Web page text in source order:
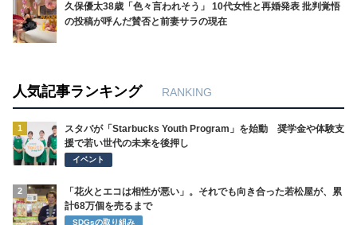
久保優太38歳「色々言われそう」 10代女性と再婚発表 批判覚悟
の投稿が呼んだ賛否と前妻サラの現在
人気記事ランキング RANKING
1
スタバが「Starbucks Youth Program」を始動 奨学金や体験支
援で若い世代の未来を後押し
イベント
2
「花火とエコは相性が悪い」。それでも向き合った若松屋が、累
計68万個を売るまで
SDGsの取り組み